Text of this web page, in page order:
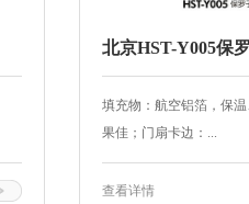
北京HST-Y005保罗
填充物：航空铝箔，保
果佳；门扇卡边：...
查看详情